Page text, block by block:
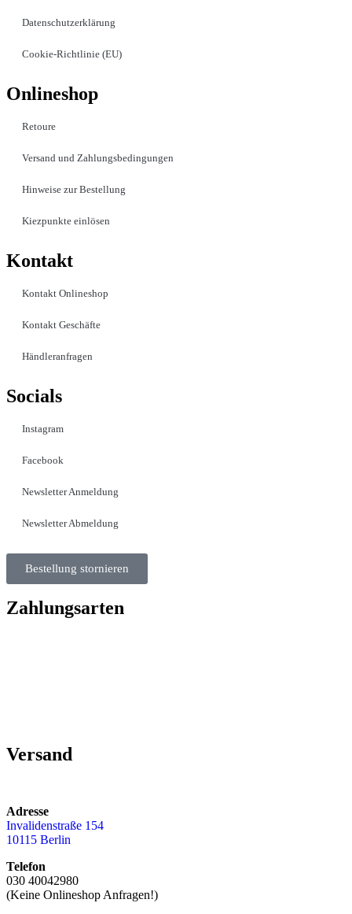
Datenschutzerklärung
Cookie-Richtlinie (EU)
Onlineshop
Retoure
Versand und Zahlungsbedingungen
Hinweise zur Bestellung
Kiezpunkte einlösen
Kontakt​
Kontakt Onlineshop
Kontakt Geschäfte
Händleranfragen
Socials
Instagram
Facebook
Newsletter Anmeldung
Newsletter Abmeldung
Bestellung stornieren
Zahlungsarten
Versand
Adresse
Invalidenstraße 154
10115 Berlin
Telefon
030 40042980
(Keine Onlineshop Anfragen!)